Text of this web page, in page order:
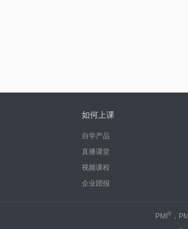
如何上课
自学产品
直播课堂
视频课程
企业团报
PMI®，